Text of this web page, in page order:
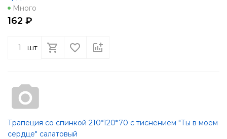
Много
162 ₽
шт
Трапеция со спинкой 210*120*70 с тиснением "Ты в моем
сердце" салатовый